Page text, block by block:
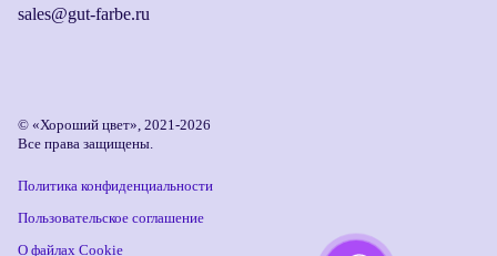
sales@gut-farbe.ru
© «Хороший цвет», 2021-2026
Все права защищены.
Политика конфиденциальности
Пользовательское соглашение
О файлах Cookie